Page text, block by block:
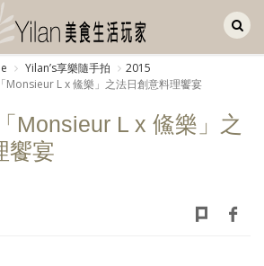
Yilanʼs享樂隨手拍
2015
Monsieur L x 鯈樂」之法日創意料理饗宴
Monsieur L x 鯈樂」之
饗宴